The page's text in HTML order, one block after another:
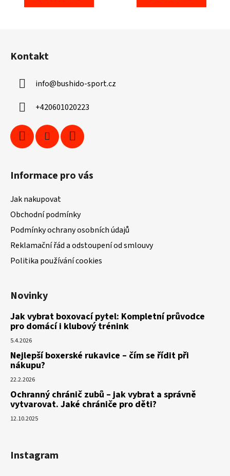
Kontakt
info@bushido-sport.cz
+420601020223
Informace pro vás
Jak nakupovat
Obchodní podmínky
Podmínky ochrany osobních údajů
Reklamační řád a odstoupení od smlouvy
Politika používání cookies
Novinky
Jak vybrat boxovací pytel: Kompletní průvodce
pro domácí i klubový trénink
5.4.2026
Nejlepší boxerské rukavice – čím se řídit při
nákupu?
22.2.2026
Ochranný chránič zubů – jak vybrat a správně
vytvarovat. Jaké chrániče pro děti?
12.10.2025
Instagram